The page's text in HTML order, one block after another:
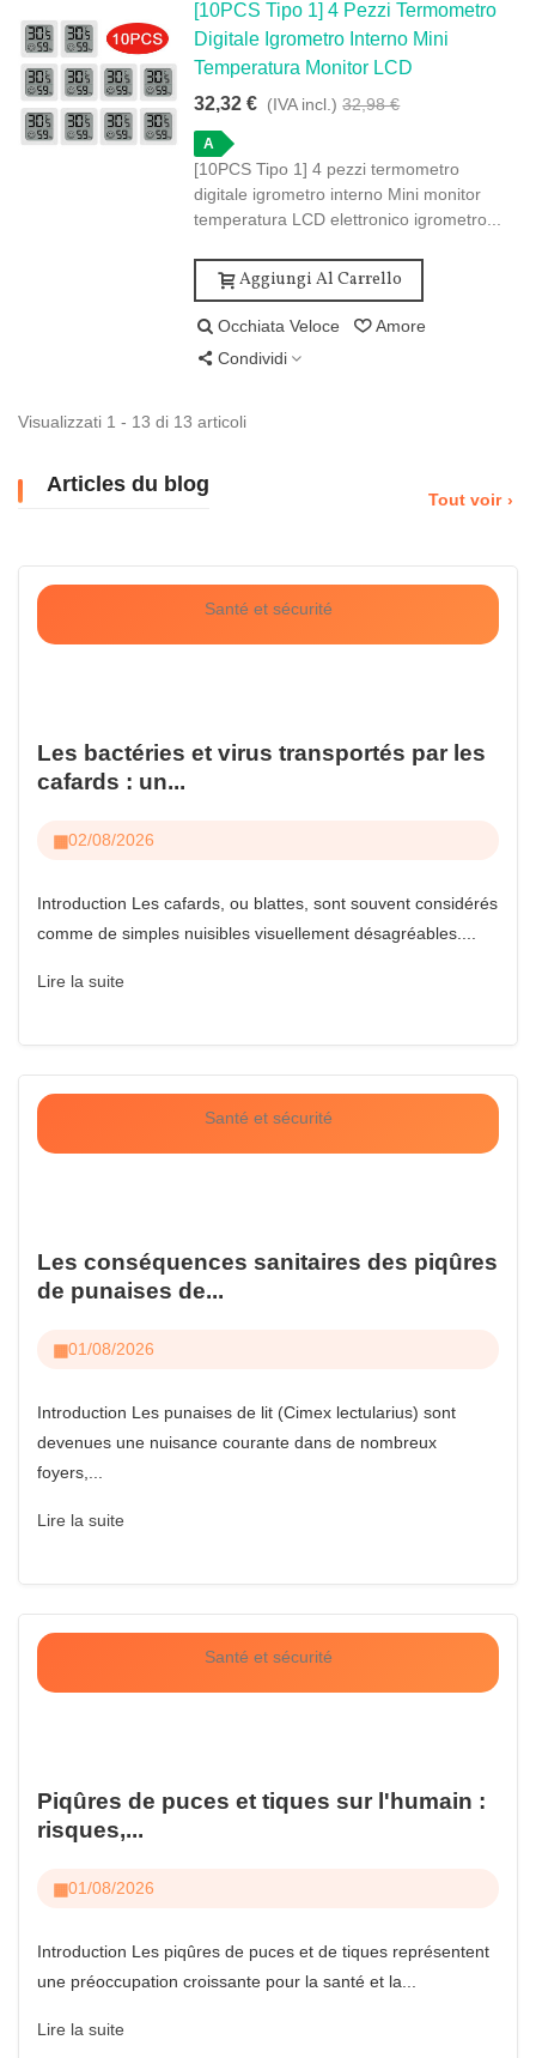
[10PCS Tipo 1] 4 Pezzi Termometro
Digitale Igrometro Interno Mini
Temperatura Monitor LCD
32,32 € (IVA incl.) 32,98 €
A
[10PCS Tipo 1] 4 pezzi termometro
digitale igrometro interno Mini monitor
temperatura LCD elettronico igrometro...
Aggiungi Al Carrello
Occhiata Veloce
Amore
Condividi
Visualizzati 1 - 13 di 13 articoli
Articles du blog
Tout voir
Santé et sécurité
Les bactéries et virus transportés par les
cafards : un...
02/08/2026
Introduction Les cafards, ou blattes, sont souvent considérés
comme de simples nuisibles visuellement désagréables....
Lire la suite
Santé et sécurité
Les conséquences sanitaires des piqûres
de punaises de...
01/08/2026
Introduction Les punaises de lit (Cimex lectularius) sont
devenues une nuisance courante dans de nombreux
foyers,...
Lire la suite
Santé et sécurité
Piqûres de puces et tiques sur l'humain :
risques,...
01/08/2026
Introduction Les piqûres de puces et de tiques représentent
une préoccupation croissante pour la santé et la...
Lire la suite